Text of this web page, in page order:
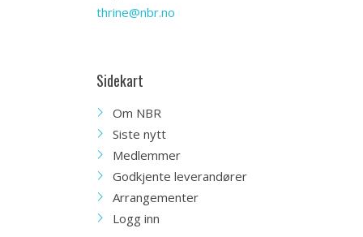
thrine@nbr.no
Sidekart
Om NBR
Siste nytt
Medlemmer
Godkjente leverandører
Arrangementer
Logg inn